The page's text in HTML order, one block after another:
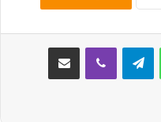
واتساب تيلقرام ڤايبر مشاركة عبر البريد